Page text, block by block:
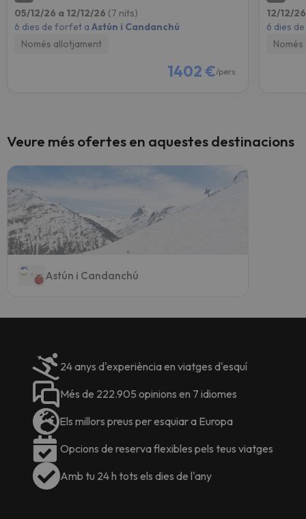
05/12/26 a 12/12/26 (7 nits)
6 dies de forfet a Astún i Candanchú
Només allotjament
1402 €/pers.
12/12/
6 dies
Veure més ofertes en aquestes destinacions
Astún i Candanchú
24 anys d'experiència en viatges d'esquí
Més de 222.905 opinions en 7 idiomes
Els millors preus per esquiar a Europa
Opcions de reserva flexibles pels teus viatges
Amb tu 24 h tots els dies de l'any